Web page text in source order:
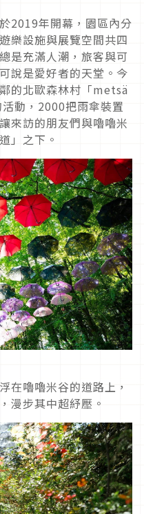
2019年開幕，園區內分
樂設施與展覽空間共四
是充滿人潮，旅客與可
說是愛好者的天堂。今
的北歐森林村「metsä
動，2000把雨傘裝置
來訪的朋友們與嚕嚕米
」之下。
在嚕嚕米谷的道路上，
漫步其中超紓壓。